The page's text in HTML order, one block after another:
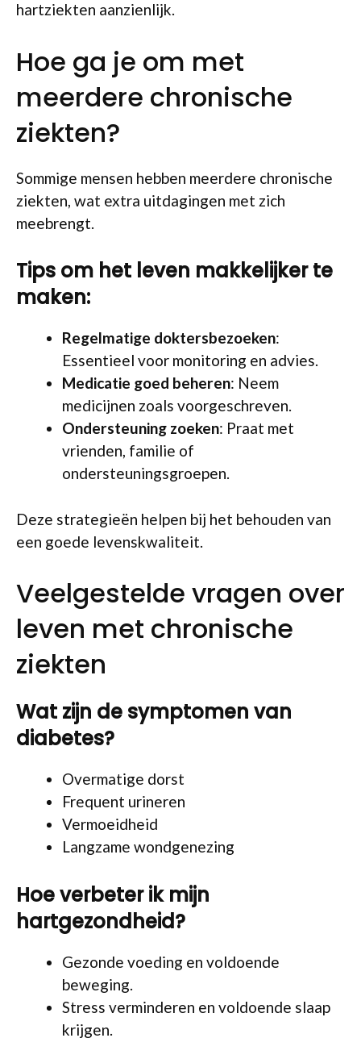
hartziekten aanzienlijk.
Hoe ga je om met
meerdere chronische
ziekten?
Sommige mensen hebben meerdere chronische
ziekten, wat extra uitdagingen met zich
meebrengt.
Tips om het leven makkelijker te
maken:
Regelmatige doktersbezoeken:
Essentieel voor monitoring en advies.
Medicatie goed beheren: Neem
medicijnen zoals voorgeschreven.
Ondersteuning zoeken: Praat met
vrienden, familie of
ondersteuningsgroepen.
Deze strategieën helpen bij het behouden van
een goede levenskwaliteit.
Veelgestelde vragen over
leven met chronische
ziekten
Wat zijn de symptomen van
diabetes?
Overmatige dorst
Frequent urineren
Vermoeidheid
Langzame wondgenezing
Hoe verbeter ik mijn
hartgezondheid?
Gezonde voeding en voldoende
beweging.
Stress verminderen en voldoende slaap
krijgen.